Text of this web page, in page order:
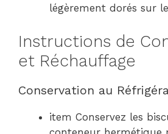
légèrement dorés sur
Instructions de
et Réchauffage
Conservation au
item Conservez les